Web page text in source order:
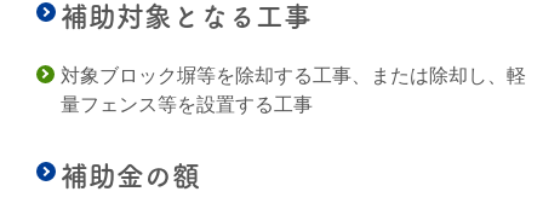
補助対象となる工事
対象ブロック塀等を除却する工事、 または除却し、 軽
量フェンス等を設置する工事
補助金の額